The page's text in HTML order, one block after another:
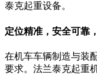
泰克起重设备。
定位精准，安全可靠
在机车车辆制造与装
要求。法兰泰克起重